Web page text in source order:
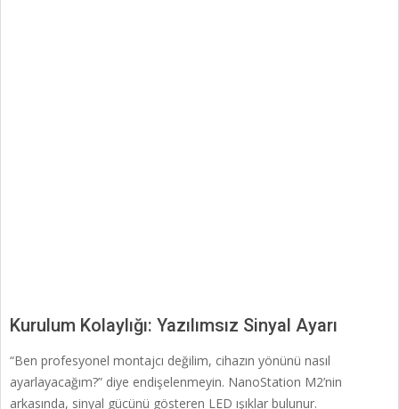
Kurulum Kolaylığı: Yazılımsız Sinyal Ayarı
“Ben profesyonel montajcı değilim, cihazın yönünü nasıl
ayarlayacağım?” diye endişelenmeyin. NanoStation M2’nin
arkasında, sinyal gücünü gösteren LED ışıklar bulunur.